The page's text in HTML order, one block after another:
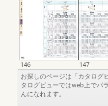
146
147
お探しのページは「カタログ
タログビューではweb上でパ
んになれます。